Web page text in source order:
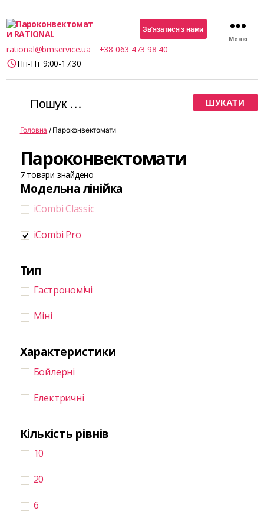
Пароконвектомати
RATIONAL
Зв’язатися з нами
rational@bmservice.ua
+38 063 473 98 40
Пн-Пт 9:00-17:30
Меню
Шукати:
Головна / Пароконвектомати
Пароконвектомати
7товари знайдено
Модельна лінійка
iCombi Classic
iCombi Pro
Тип
Гастрономічі
Міні
Характеристики
Бойлерні
Електричні
Кількість рівнів
10
20
6